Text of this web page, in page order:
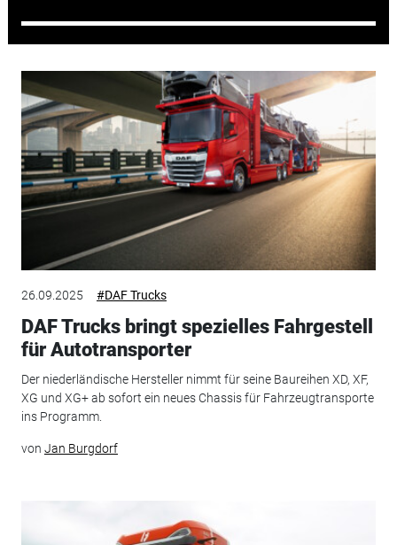
26.09.2025 #DAF Trucks
DAF Trucks bringt spezielles Fahrgestell
für Autotransporter
Der niederländische Hersteller nimmt für seine Baureihen XD, XF,
XG und XG+ ab sofort ein neues Chassis für Fahrzeugtransporte
ins Programm.
von Jan Burgdorf